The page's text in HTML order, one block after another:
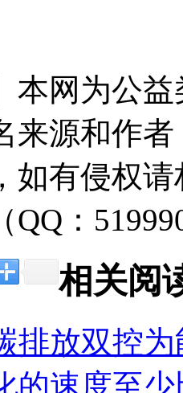
本网为公
来源和作
如有侵权
QQ：
相关阅
排放双控
的速度至